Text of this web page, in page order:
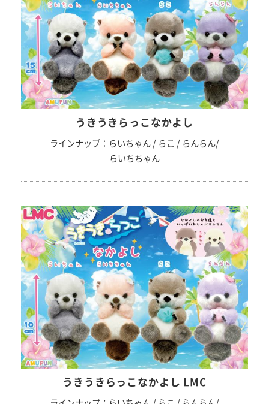
うきうきらっこなかよし
ラインナップ：らいちゃん / らこ / らんらん/
らいちちゃん
うきうきらっこなかよし LMC